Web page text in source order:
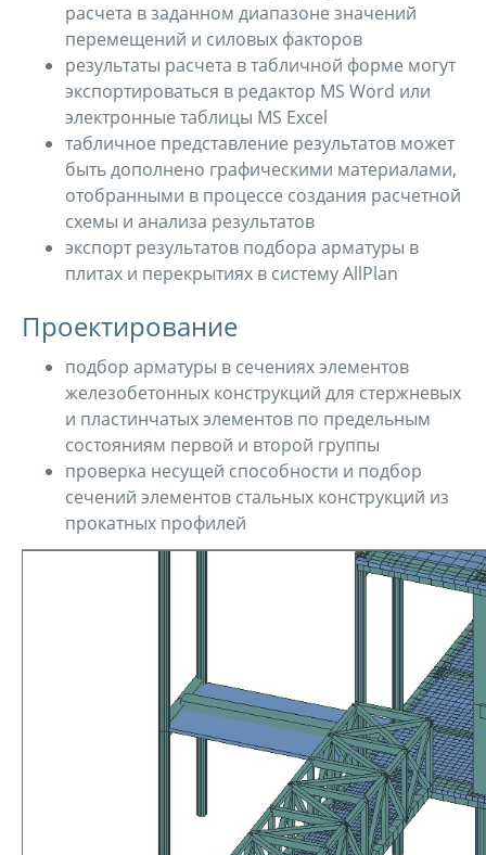
расчета в заданном диапазоне значений
перемещений и силовых факторов
результаты расчета в табличной форме могут
экспортироваться в редактор MS Word или
электронные таблицы MS Excel
табличное представление результатов может
быть дополнено графическими материалами,
отобранными в процессе создания расчетной
схемы и анализа результатов
экспорт результатов подбора арматуры в
плитах и перекрытиях в систему AllPlan
Проектирование
подбор арматуры в сечениях элементов
железобетонных конструкций для стержневых
и пластинчатых элементов по предельным
состояниям первой и второй группы
проверка несущей способности и подбор
сечений элементов стальных конструкций из
прокатных профилей